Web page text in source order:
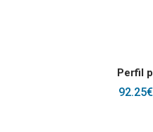
Perfil
92.25€